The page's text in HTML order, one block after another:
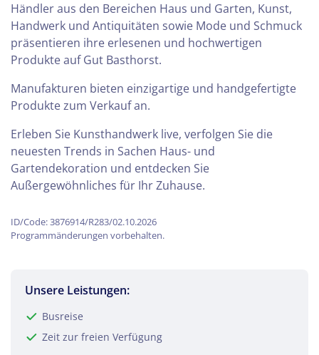
Händler aus den Bereichen Haus und Garten, Kunst,
Handwerk und Antiquitäten sowie Mode und Schmuck
präsentieren ihre erlesenen und hochwertigen
Produkte auf Gut Basthorst.
Manufakturen bieten einzigartige und handgefertigte
Produkte zum Verkauf an.
Erleben Sie Kunsthandwerk live, verfolgen Sie die
neuesten Trends in Sachen Haus- und
Gartendekoration und entdecken Sie
Außergewöhnliches für Ihr Zuhause.
ID/Code: 3876914/R283/02.10.2026
Programmänderungen vorbehalten.
Unsere Leistungen:
Busreise
Zeit zur freien Verfügung